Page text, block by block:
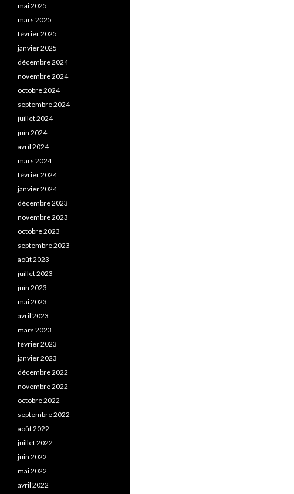
mai 2025
mars 2025
février 2025
janvier 2025
décembre 2024
novembre 2024
octobre 2024
septembre 2024
juillet 2024
juin 2024
avril 2024
mars 2024
février 2024
janvier 2024
décembre 2023
novembre 2023
octobre 2023
septembre 2023
août 2023
juillet 2023
juin 2023
mai 2023
avril 2023
mars 2023
février 2023
janvier 2023
décembre 2022
novembre 2022
octobre 2022
septembre 2022
août 2022
juillet 2022
juin 2022
mai 2022
avril 2022